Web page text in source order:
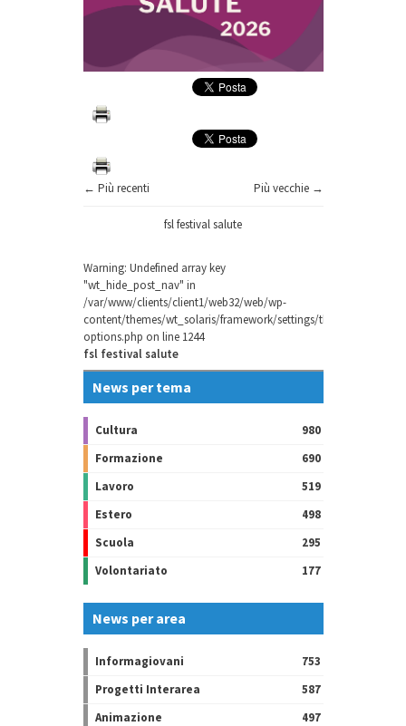
← Più recenti Più vecchie →
fsl festival salute
Warning: Undefined array key
"wt_hide_post_nav" in
/var/www/clients/client1/web32/web/wp-
content/themes/wt_solaris/framework/settings/theme-
options.php on line 1244
fsl festival salute
News per tema
Cultura
980
Formazione
690
Lavoro
519
Estero
498
Scuola
295
Volontariato
177
News per area
Informagiovani
753
Progetti Interarea
587
Animazione
497